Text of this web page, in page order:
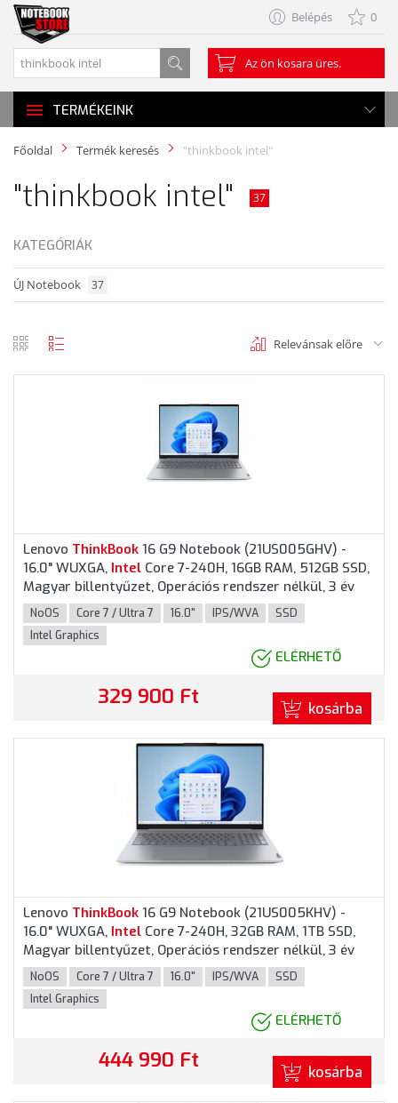
Belépés 0
Az ön kosara üres.
TERMÉKEINK
Főoldal Termék keresés "thinkbook intel"
"thinkbook intel" 37
KATEGÓRIÁK
ÚJ Notebook 37
Relevánsak előre
Lenovo ThinkBook 16 G9 Notebook (21US005GHV) -
16.0" WUXGA, Intel Core 7-240H, 16GB RAM, 512GB SSD,
Magyar billentyűzet, Operációs rendszer nélkül, 3 év
garancia, Szürke színben
NoOS Core 7 / Ultra 7 16.0" IPS/WVA
SSD
Intel Graphics
ELÉRHETŐ
329 900 Ft kosárba
Lenovo ThinkBook 16 G9 Notebook (21US005KHV) -
16.0" WUXGA, Intel Core 7-240H, 32GB RAM, 1TB SSD,
Magyar billentyűzet, Operációs rendszer nélkül, 3 év
garancia, Szürke színben
NoOS Core 7 / Ultra 7 16.0" IPS/WVA
SSD
Intel Graphics
ELÉRHETŐ
444 990 Ft kosárba